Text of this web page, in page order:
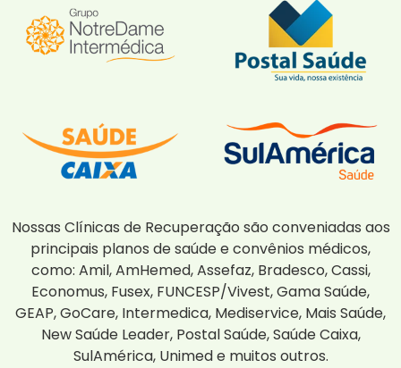
Nossas Clínicas de Recuperação são conveniadas aos
principais planos de saúde e convênios médicos,
como: Amil, AmHemed, Assefaz, Bradesco, Cassi,
Economus, Fusex, FUNCESP/Vivest, Gama Saúde,
GEAP, GoCare, Intermedica, Mediservice, Mais Saúde,
New Saúde Leader, Postal Saúde, Saúde Caixa,
SulAmérica, Unimed e muitos outros.